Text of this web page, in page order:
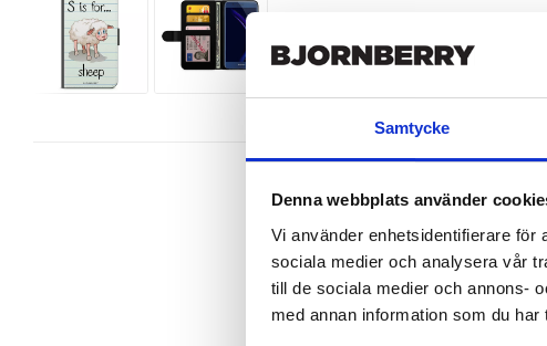
Samtycke
Denna webbplats använder
Vi använder enhetsidentifierare för
sociala medier och analysera vår
till de sociala medier och annons-
med annan information som du
Snyggt plånboksfodral från Bjornberry
Honor 8 perfekt.
Denna mobilväska är mycket smidig då